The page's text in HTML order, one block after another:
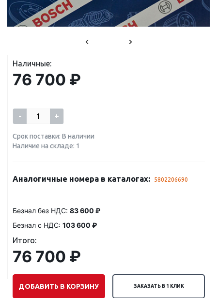
Наличные:
76 700 ₽
- +
Срок поставки: В наличии
Наличие на складе: 1
Аналогичные номера в каталогах: 5802206690
Безнал без НДС: 83 600 ₽
Безнал с НДС: 103 600 ₽
Итого:
76 700 ₽
ДОБАВИТЬ В КОРЗИНУ ЗАКАЗАТЬ В 1 КЛИК